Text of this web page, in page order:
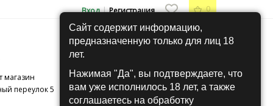
Сайт содержит информацию,
предназначенную только для лиц 18
лет.
Нажимая "Да", вы подтверждаете, что
вам уже исполнилось 18 лет, а также
соглашаетесь на обработку
0
Вход|Регистрация
11:00 - 21:00
11:00 - 21:00
+7 (495) 407-74-20
+7 (495) 201-42-07
магазин
переулок 5